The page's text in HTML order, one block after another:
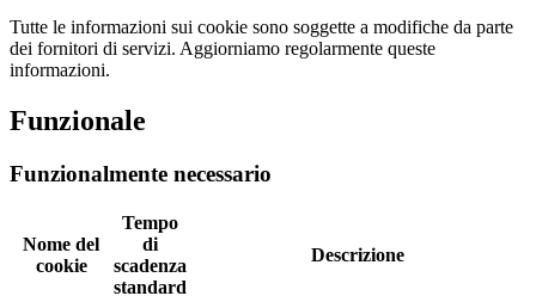
Tutte le informazioni sui cookie sono soggette a modifiche da parte
dei fornitori di servizi. Aggiorniamo regolarmente queste
informazioni.
Funzionale
Funzionalmente necessario
Nome del
cookie
Tempo
di
scadenza
standard
Descrizione